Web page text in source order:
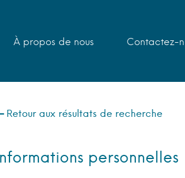
À propos de nous Contactez-
Retour aux résultats de recherche
personnelles